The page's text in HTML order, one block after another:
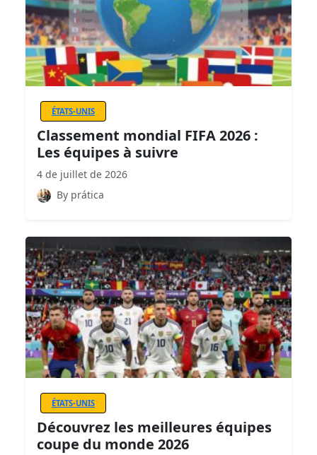
ÉTATS-UNIS
Classement mondial FIFA 2026 :
Les équipes à suivre
4 de juillet de 2026
By prática
ÉTATS-UNIS
Découvrez les meilleures équipes
coupe du monde 2026